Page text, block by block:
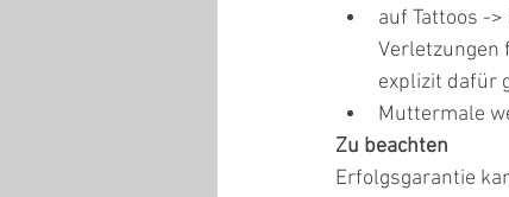
auf Tattoos -
Verletzungen
explizit dafür
Muttermale
Zu beachten
Erfolgsgarantie